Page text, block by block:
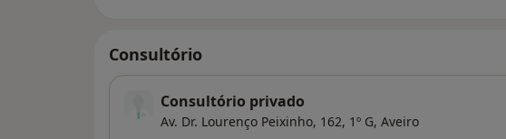
Consultório
Consultório privado
Av. Dr. Lourenço Peixinho, 162, 1º G, Aveiro